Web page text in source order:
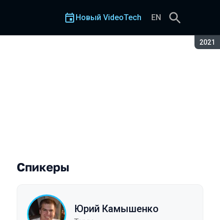
2021
Новый VideoTech EN
Спикеры
Юрий Камышенко